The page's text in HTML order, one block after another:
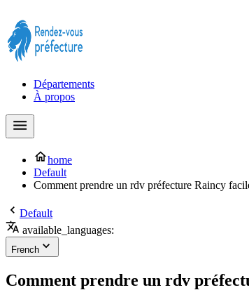
Départements
À propos
home
Default
Comment prendre un rdv préfecture Raincy
Default
available_languages:
French
Comment prendre un rdv